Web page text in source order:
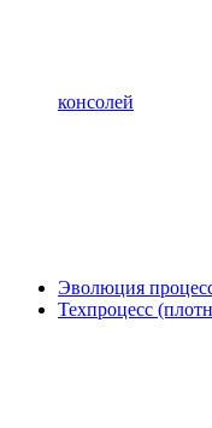
консолей
Эволюция
Техпроцесс